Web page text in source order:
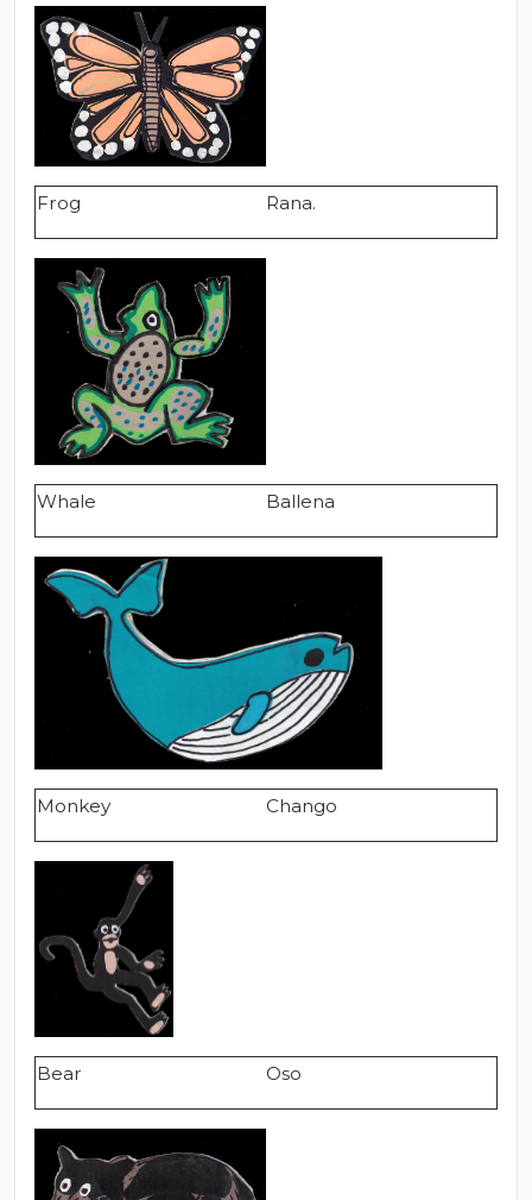
Frog Rana.
Whale Ballena
Monkey Chango
Bear Oso